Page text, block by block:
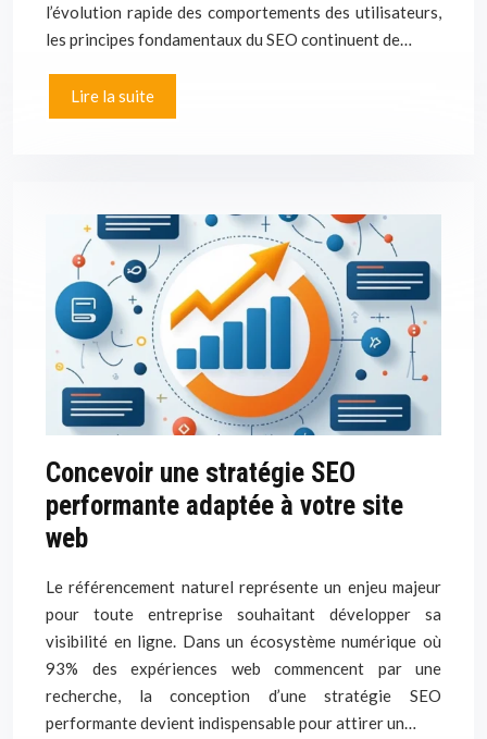
l’évolution rapide des comportements des utilisateurs,
les principes fondamentaux du SEO continuent de…
Lire la suite
Concevoir une stratégie SEO
performante adaptée à votre site
web
Le référencement naturel représente un enjeu majeur
pour toute entreprise souhaitant développer sa
visibilité en ligne. Dans un écosystème numérique où
93% des expériences web commencent par une
recherche, la conception d’une stratégie SEO
performante devient indispensable pour attirer un…